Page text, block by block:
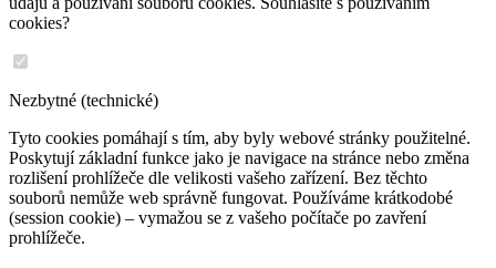
cookies?
Nezbytné (technické)
Tyto cookies pomáhají s tím, aby byly webové stránky použitelné.
Poskytují základní funkce jako je navigace na stránce nebo změna
rozlišení prohlížeče dle velikosti vašeho zařízení. Bez těchto
souborů nemůže web správně fungovat. Používáme krátkodobé
(session cookie) – vymažou se z vašeho počítače po zavření
prohlížeče.